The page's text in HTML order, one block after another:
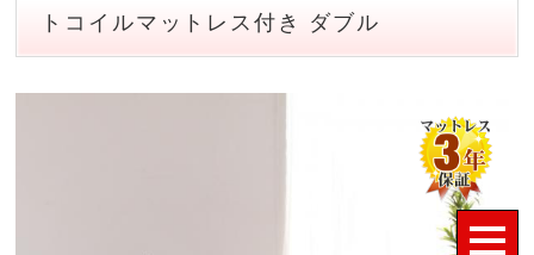
トコイルマットレス付き ダブル